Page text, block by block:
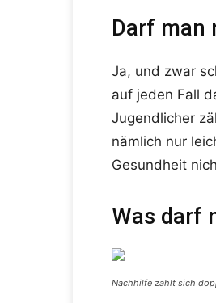
Darf man
Ja, und zwar
auf jeden Fall
Jugendlicher
nämlich nur
Gesundheit
Was darf
Nachhilfe zahlt sich